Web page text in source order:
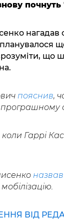
почнуть
нагадав
що
пояснив,
Гаррі
ВІД